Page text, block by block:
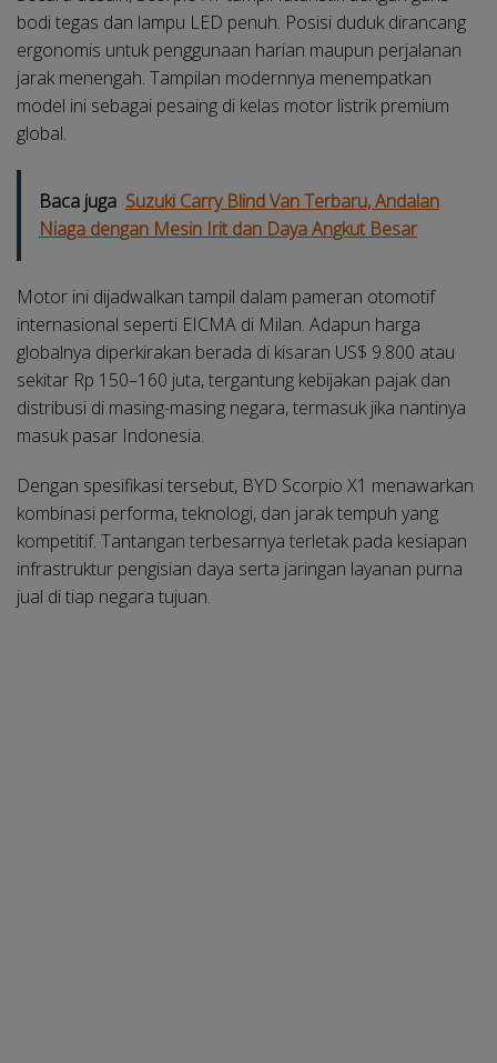
bodi tegas dan lampu LED penuh. Posisi duduk dirancang
ergonomis untuk penggunaan harian maupun perjalanan
jarak menengah. Tampilan modernnya menempatkan
model ini sebagai pesaing di kelas motor listrik premium
global.
Baca juga Suzuki Carry Blind Van Terbaru, Andalan
Niaga dengan Mesin Irit dan Daya Angkut Besar
Motor ini dijadwalkan tampil dalam pameran otomotif
internasional seperti EICMA di Milan. Adapun harga
globalnya diperkirakan berada di kisaran US$ 9.800 atau
sekitar Rp 150–160 juta, tergantung kebijakan pajak dan
distribusi di masing-masing negara, termasuk jika nantinya
masuk pasar Indonesia.
Dengan spesifikasi tersebut, BYD Scorpio X1 menawarkan
kombinasi performa, teknologi, dan jarak tempuh yang
kompetitif. Tantangan terbesarnya terletak pada kesiapan
infrastruktur pengisian daya serta jaringan layanan purna
jual di tiap negara tujuan.